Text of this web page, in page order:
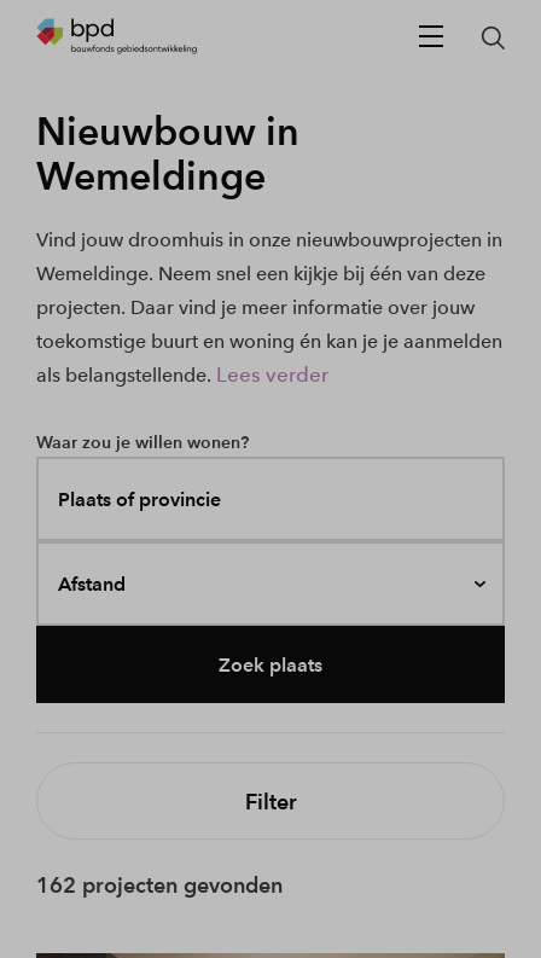
Nieuwbouw in
Wemeldinge
Vind jouw droomhuis in onze nieuwbouwprojecten in
Wemeldinge. Neem snel een kijkje bij één van deze
projecten. Daar vind je meer informatie over jouw
toekomstige buurt en woning én kan je je aanmelden
als belangstellende. Lees verder
Waar zou je willen wonen?
Plaats of provincie
Afstand
Zoek plaats
Filter
162 projecten gevonden